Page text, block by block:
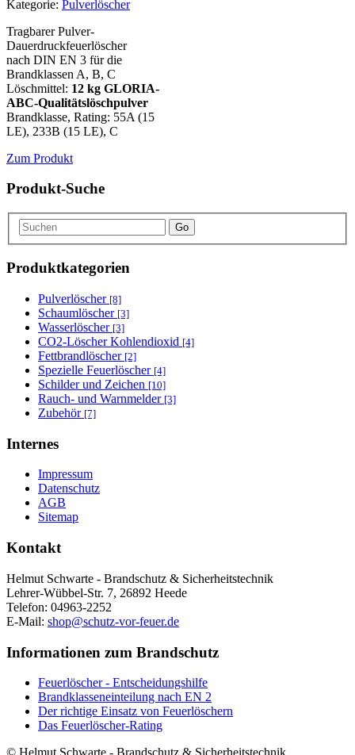
Kategorie: Pulverlöscher
Tragbarer Pulver-
Dauerdruckfeuerlöscher
nach DIN EN 3 für die
Brandklassen A, B, C
Löschmittel: 12 kg GLORIA-
ABC-Qualitätslöschpulver
Brandklasse, Rating: 55A (15
LE), 233B (15 LE), C
Zum Produkt
Produkt-Suche
Go
Produktkategorien
Pulverlöscher [8]
Schaumlöscher [3]
Wasserlöscher [3]
CO2-Löscher Kohlendioxid [4]
Fettbrandlöscher [2]
Spezielle Feuerlöscher [4]
Schilder und Zeichen [10]
Rauch- und Warnmelder [3]
Zubehör [7]
Internes
Impressum
Datenschutz
AGB
Sitemap
Kontakt
Helmut Schwarte - Brandschutz & Sicherheitstechnik
Lehrer-Wübbel-Str. 7, 26892 Heede
Telefon: 04963-2252
E-Mail: shop@schutz-vor-feuer.de
Informationen zum Brandschutz
Feuerlöscher - Entscheidungshilfe
Brandklasseneinteilung nach EN 2
Der richtige Einsatz von Feuerlöschern
Das Feuerlöscher-Rating